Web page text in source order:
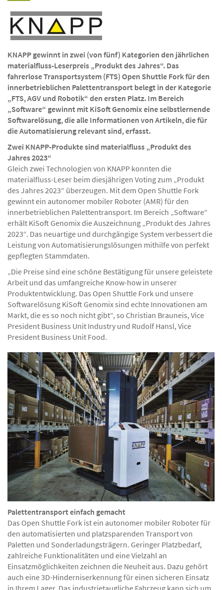
KNAPP gewinnt in zwei (von fünf) Kategorien den jährlichen
materialfluss-Leserpreis „Produkt des Jahres“. Das
fahrerlose Transportsystem (FTS) Open Shuttle Fork für den
innerbetrieblichen Palettentransport belegt in der Kategorie
„FTS, AGV und Robotik“ den ersten Platz. Im Bereich
„Software“ gewinnt mit KiSoft Genomix eine selbstlernende
Softwarelösung, die alle Informationen von Artikeln, die für
die Automatisierung relevant sind, erfasst.
Zwei KNAPP-Produkte sind materialfluss „Produkt des
Jahres 2023“
Gleich zwei Technologien von KNAPP konnten die
materialfluss-Leser beim diesjährigen Voting zum „Produkt
des Jahres 2023“ überzeugen. Mit dem Open Shuttle Fork
gewinnt ein autonomer mobiler Roboter (AMR) für den
innerbetrieblichen Palettentransport. Im Bereich „Software“
erhält KiSoft Genomix die Auszeichnung „Produkt des Jahres
2023“. Das neuartige und durchgängige System verbessert die
Leistung von Automatisierungslösungen mithilfe von perfekt
gepflegten Stammdaten.
„Die Preise sind eine schöne Bestätigung für unsere geleistete
Arbeit und das umfangreiche Know-how in unserer
Produktentwicklung. Das Open Shuttle Fork und unsere
Softwarelösung KiSoft Genomix sind echte Innovationen am
Markt, die es so noch nicht gibt“, so Christian Brauneis, Vice
President Business Unit Industry und Rudolf Hansl, Vice
President Business Unit Food.
Palettentransport einfach gemacht
Das Open Shuttle Fork ist ein autonomer mobiler Roboter für
den automatisierten und platzsparenden Transport von
Paletten und Sonderladungsträgern. Geringer Platzbedarf,
zahlreiche Funktionalitäten und eine Vielzahl an
Einsatzmöglichkeiten zeichnen die Neuheit aus. Dazu gehört
auch eine 3D-Hinderniserkennung für einen sicheren Einsatz